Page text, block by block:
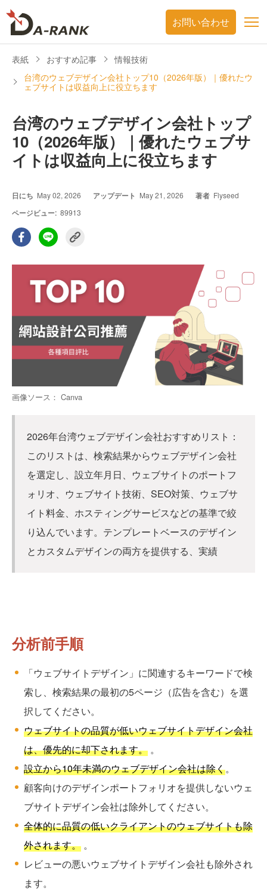
お問い合わせ
表紙 おすすめ記事
情報技術
台湾のウェブデザイン会社トップ10（2026年版）｜優れたウ
ェブサイトは収益向上に役立ちます
台湾のウェブデザイン会社トップ
10（2026年版）｜優れたウェブサ
イトは収益向上に役立ちます
日にち May 02, 2026 アップデート May 21, 2026 著者 Flyseed
ページビュー: 89913
画像ソース： Canva
2026年台湾ウェブデザイン会社おすすめリスト：
このリストは、検索結果からウェブデザイン会社
を選定し、設立年月日、ウェブサイトのポートフ
ォリオ、ウェブサイト技術、SEO対策、ウェブサ
イト料金、ホスティングサービスなどの基準で絞
り込んでいます。テンプレートベースのデザイン
とカスタムデザインの両方を提供する、実績
分析前手順
「ウェブサイトデザイン」に関連するキーワードで検
索し、検索結果の最初の5ページ（広告を含む）を選
択してください。
ウェブサイトの品質が低いウェブサイトデザイン会社
は、優先的に却下されます。 。
設立から10年未満のウェブデザイン会社は除く。
顧客向けのデザインポートフォリオを提供しないウェ
ブサイトデザイン会社は除外してください。
全体的に品質の低いクライアントのウェブサイトも除
外されます。 。
レビューの悪いウェブサイトデザイン会社も除外され
ます。